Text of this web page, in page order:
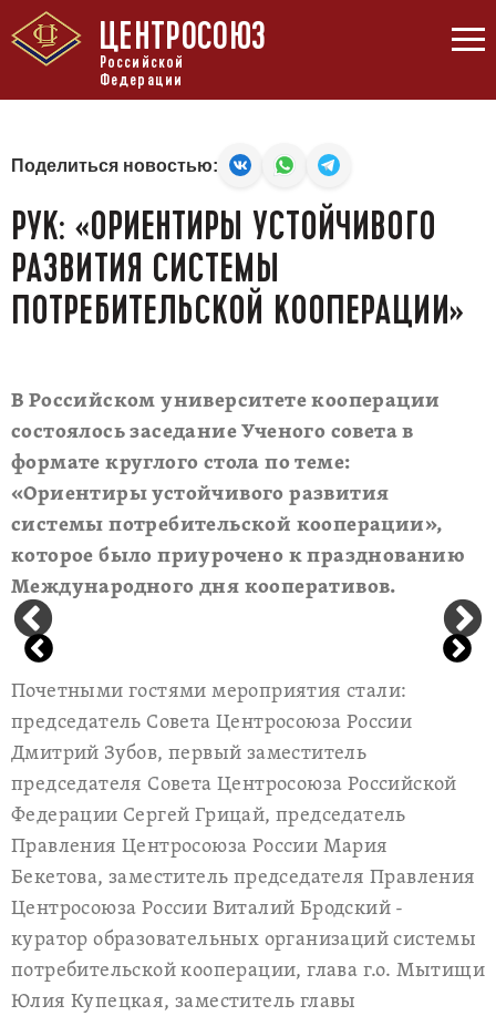
ЦЕНТРОСОЮЗ
Российской
Федерации
Поделиться новостью:
РУК: «ОРИЕНТИРЫ УСТОЙЧИВОГО
РАЗВИТИЯ СИСТЕМЫ
ПОТРЕБИТЕЛЬСКОЙ КООПЕРАЦИИ»
В Российском университете кооперации
состоялось заседание Ученого совета в
формате круглого стола по теме:
«Ориентиры устойчивого развития
системы потребительской кооперации»,
которое было приурочено к празднованию
Международного дня кооперативов.
Почетными гостями мероприятия стали:
председатель Совета Центросоюза России
Дмитрий Зубов, первый заместитель
председателя Совета Центросоюза Российской
Федерации Сергей Грицай, председатель
Правления Центросоюза России Мария
Бекетова, заместитель председателя Правления
Центросоюза России Виталий Бродский -
куратор образовательных организаций системы
потребительской кооперации, глава г.о. Мытищи
Юлия Купецкая, заместитель главы